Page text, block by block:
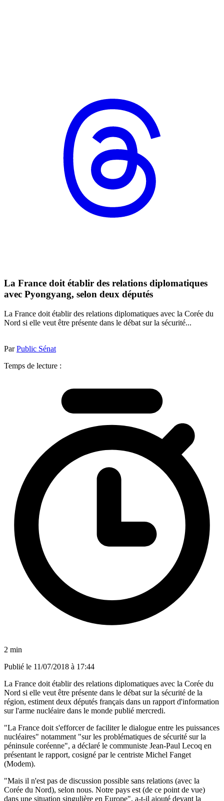
La France doit établir des relations diplomatiques
avec Pyongyang, selon deux députés
La France doit établir des relations diplomatiques avec la Corée du
Nord si elle veut être présente dans le débat sur la sécurité...
ParPublic Sénat
Temps de lecture :
2 min
Publié le 11/07/2018 à 17:44
La France doit établir des relations diplomatiques avec la Corée du
Nord si elle veut être présente dans le débat sur la sécurité de la
région, estiment deux députés français dans un rapport d'information
sur l'arme nucléaire dans le monde publié mercredi.
"La France doit s'efforcer de faciliter le dialogue entre les puissances
nucléaires" notamment "sur les problématiques de sécurité sur la
péninsule coréenne", a déclaré le communiste Jean-Paul Lecoq en
présentant le rapport, cosigné par le centriste Michel Fanget
(Modem).
"Mais il n'est pas de discussion possible sans relations (avec la
Corée du Nord), selon nous. Notre pays est (de ce point de vue)
dans une situation singulière en Europe", a-t-il ajouté devant la